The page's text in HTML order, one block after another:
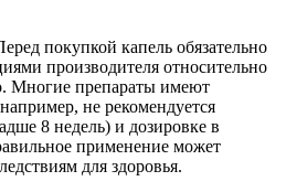
покупкой капель обязательно
производителя относительно
Многие препараты имеют
не рекомендуется
8 недель) и дозировке в
применение может
для здоровья.